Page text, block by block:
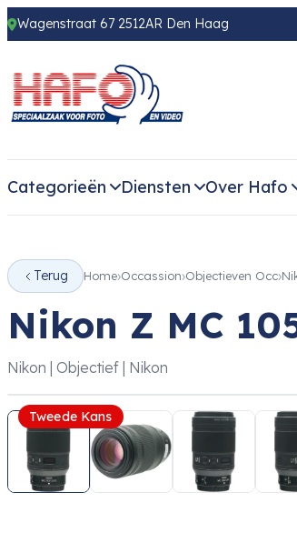
Wagenstraat 67 2512AR Den Haag
Categorieën Diensten Over Hafo
Terug Home Occassion Objectieven Occ
Nikon Z MC
Nikon | Objectief | Nikon
Tweede Kans
‹